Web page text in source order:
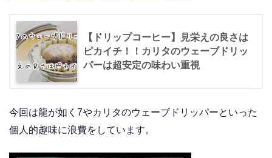
【ドリップコーヒー】見栄えの良さは
ピカイチ！！カリタのウェーブドリッ
パーは超安定の味わい重視
今回は龍が如く7やカリタのウェーブドリッパーといった
個人的趣味に浪費をしています。